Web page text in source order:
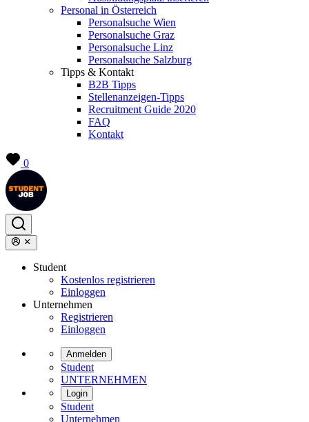
Personal in Österreich
Personalsuche Wien
Personalsuche Graz
Personalsuche Linz
Personalsuche Salzburg
Tipps & Kontakt
B2B Tipps
Stellenanzeigen-Tipps
Recruitment Guide 2020
FAQ
Kontakt
0
Student
Kostenlos registrieren
Einloggen
Unternehmen
Registrieren
Einloggen
Anmelden
Student
UNTERNEHMEN
Login
Student
Unternehmen